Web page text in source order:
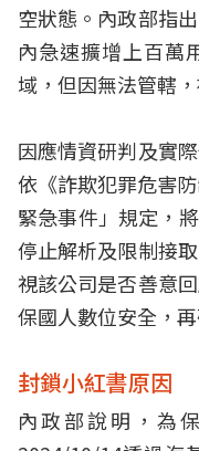
空狀態。內政部指
內急速擴增上百萬
域，但因無法管轄
因應情資研判及實
依《詐欺犯罪危害
緊急事件」規定，
停止解析及限制接
視該公司是否善意
保國人數位安全，
封鎖小紅書原因
內政部說明，為